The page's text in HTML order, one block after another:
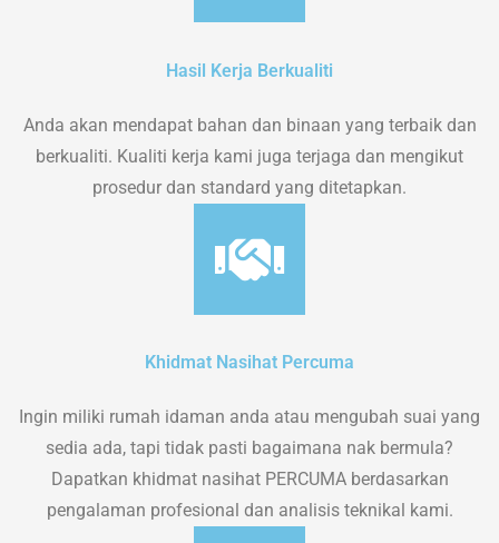
Hasil Kerja Berkualiti
Anda akan mendapat bahan dan binaan yang terbaik dan
berkualiti. Kualiti kerja kami juga terjaga dan mengikut
prosedur dan standard yang ditetapkan.
Khidmat Nasihat Percuma
Ingin miliki rumah idaman anda atau mengubah suai yang
sedia ada, tapi tidak pasti bagaimana nak bermula?
Dapatkan khidmat nasihat PERCUMA berdasarkan
pengalaman profesional dan analisis teknikal kami.